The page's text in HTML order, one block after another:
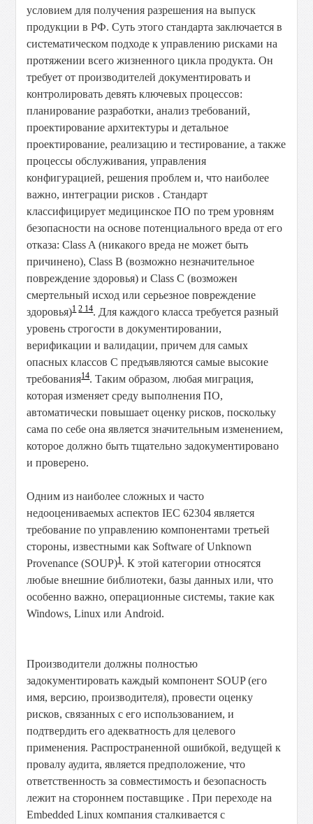
условием для получения разрешения на выпуск
продукции в РФ. Суть этого стандарта заключается в
систематическом подходе к управлению рисками на
протяжении всего жизненного цикла продукта. Он
требует от производителей документировать и
контролировать девять ключевых процессов:
планирование разработки, анализ требований,
проектирование архитектуры и детальное
проектирование, реализацию и тестирование, а также
процессы обслуживания, управления
конфигурацией, решения проблем и, что наиболее
важно, интеграции рисков . Стандарт
классифицирует медицинское ПО по трем уровням
безопасности на основе потенциального вреда от его
отказа: Class A (никакого вреда не может быть
причинено), Class B (возможно незначительное
повреждение здоровья) и Class C (возможен
смертельный исход или серьезное повреждение
здоровья)1 2 14. Для каждого класса требуется разный
уровень строгости в документировании,
верификации и валидации, причем для самых
опасных классов C предъявляются самые высокие
требования14. Таким образом, любая миграция,
которая изменяет среду выполнения ПО,
автоматически повышает оценку рисков, поскольку
сама по себе она является значительным изменением,
которое должно быть тщательно задокументировано
и проверено.
Одним из наиболее сложных и часто
недооцениваемых аспектов IEC 62304 является
требование по управлению компонентами третьей
стороны, известными как Software of Unknown
Provenance (SOUP)1. К этой категории относятся
любые внешние библиотеки, базы данных или, что
особенно важно, операционные системы, такие как
Windows, Linux или Android.
Производители должны полностью
задокументировать каждый компонент SOUP (его
имя, версию, производителя), провести оценку
рисков, связанных с его использованием, и
подтвердить его адекватность для целевого
применения. Распространенной ошибкой, ведущей к
провалу аудита, является предположение, что
ответственность за совместимость и безопасность
лежит на стороннем поставщике . При переходе на
Embedded Linux компания сталкивается с